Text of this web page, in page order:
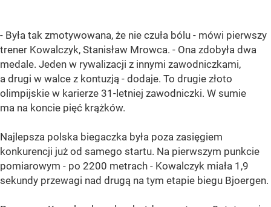
- Była tak zmotywowana, że nie czuła bólu - mówi pierwszy
trener Kowalczyk, Stanisław Mrowca. - Ona zdobyła dwa
medale. Jeden w rywalizacji z innymi zawodniczkami,
a drugi w walce z kontuzją - dodaje. To drugie złoto
olimpijskie w karierze 31-letniej zawodniczki. W sumie
ma na koncie pięć krążków.
Najlepsza polska biegaczka była poza zasięgiem
konkurencji już od samego startu. Na pierwszym punkcie
pomiarowym - po 2200 metrach - Kowalczyk miała 1,9
sekundy przewagi nad drugą na tym etapie biegu Bjoergen.